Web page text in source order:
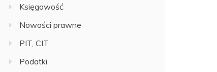
Księgowość
Nowości prawne
PIT, CIT
Podatki